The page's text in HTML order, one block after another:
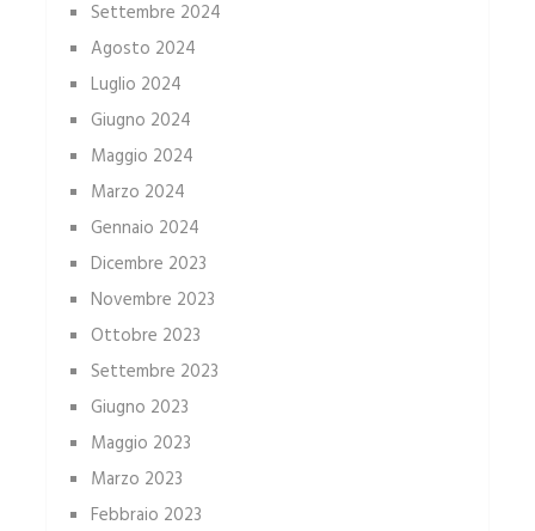
Settembre 2024
Agosto 2024
Luglio 2024
Giugno 2024
Maggio 2024
Marzo 2024
Gennaio 2024
Dicembre 2023
Novembre 2023
Ottobre 2023
Settembre 2023
Giugno 2023
Maggio 2023
Marzo 2023
Febbraio 2023